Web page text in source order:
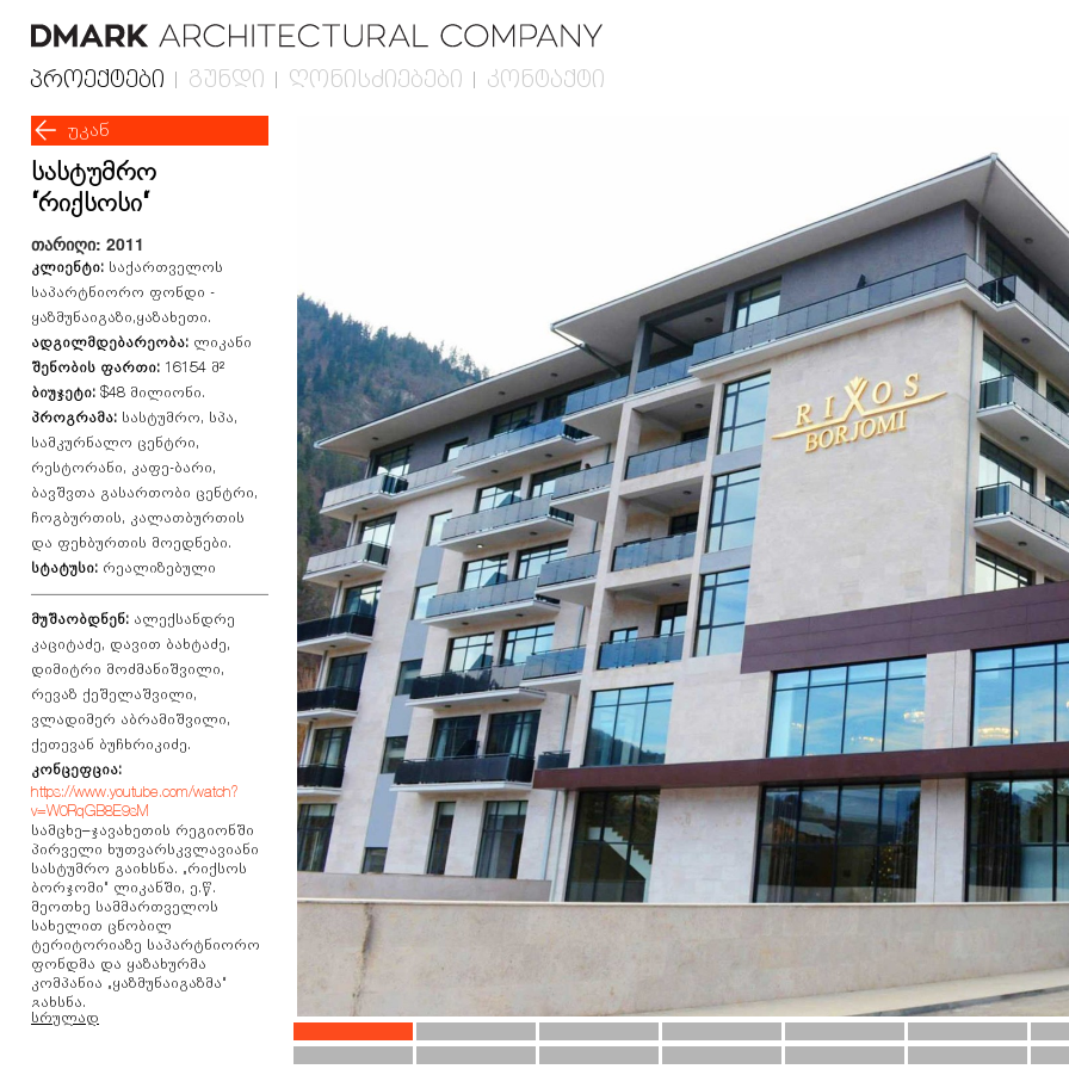
პროექტები გუნდი ღონისძიებები კონტაქტი
უკან
სასტუმრო
“რიქსოსი“
თარიღი: 2011
კლიენტი: საქართველოს
საპარტნიორო ფონდი -
ყაზმუნაიგაზი,ყაზახეთი.
ადგილმდებარეობა: ლიკანი
შენობის ფართი: 16154 მ²
ბიუჯეტი: $48 მილიონი.
პროგრამა: სასტუმრო, სპა,
სამკურნალო ცენტრი,
რესტორანი, კაფე-ბარი,
ბავშვთა გასართობი ცენტრი,
ჩოგბურთის, კალათბურთის
და ფეხბურთის მოედნები.
სტატუსი: რეალიზებული
მუშაობდნენ: ალექსანდრე
კაციტაძე, დავით ბახტაძე,
დიმიტრი მოძმანიშვილი,
რევაზ ქეშელაშვილი,
ვლადიმერ აბრამიშვილი,
ქეთევან ბუჩხრიკიძე.
კონცეფცია:
https://www.youtube.com/watch?
v=W0RqGB8E9sM
სამცხე–ჯავახეთის რეგიონში
პირველი ხუთვარსკვლავიანი
სასტუმრო გაიხსნა. „რიქსოს
ბორჯომი“ ლიკანში, ე.წ.
მეოთხე სამმართველოს
სახელით ცნობილ
ტერიტორიაზე საპარტნიორო
ფონდმა და ყაზახურმა
კომპანია „ყაზმუნაიგაზმა“
გახსნა.
სასტუმროში 151 ნომერია –
სრულად